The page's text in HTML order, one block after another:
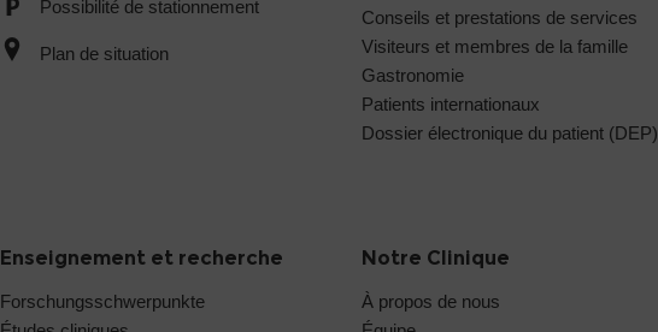
Possibilité de stationnement
Plan de situation
Conseils et prestations de services
Visiteurs et membres de la famille
Gastronomie
Patients internationaux
Dossier électronique du patient (DEP)
Enseignement et recherche
Forschungsschwerpunkte
Notre Clinique
À propos de nous